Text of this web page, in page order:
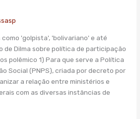
'golpista', 'bolivariano' e até
de Dilma sobre política de participação
polêmico 1) Para que serve a Política
Social (PNPS), criada por decreto por
a relação entre ministérios e
com as diversas instâncias de